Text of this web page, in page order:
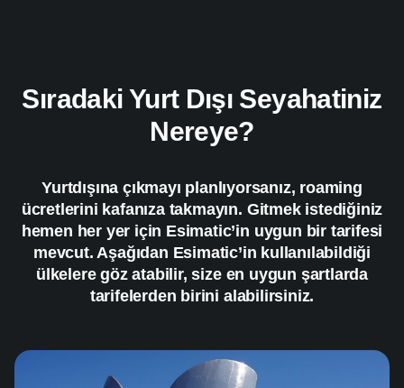
Sıradaki Yurt Dışı Seyahatiniz
Nereye?
Yurtdışına çıkmayı planlıyorsanız, roaming
ücretlerini kafanıza takmayın. Gitmek istediğiniz
hemen her yer için Esimatic’in uygun bir tarifesi
mevcut. Aşağıdan Esimatic’in kullanılabildiği
ülkelere göz atabilir, size en uygun şartlarda
tarifelerden birini alabilirsiniz.